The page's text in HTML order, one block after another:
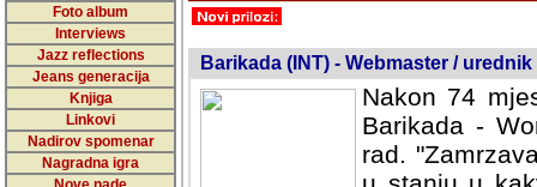
Foto album
Interviews
Jazz reflections
Jeans generacija
Knjiga
Linkovi
Nadirov spomenar
Nagradna igra
Barikada (INT) - Webmaster / urednik
Nakon 74
Barikada -
rad.